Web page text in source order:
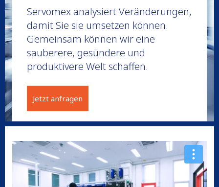
Servomex analysiert Veränderungen,
damit Sie sie umsetzen können.
Gemeinsam können wir eine
sauberere, gesündere und
produktivere Welt schaffen.
Jetzt anfragen